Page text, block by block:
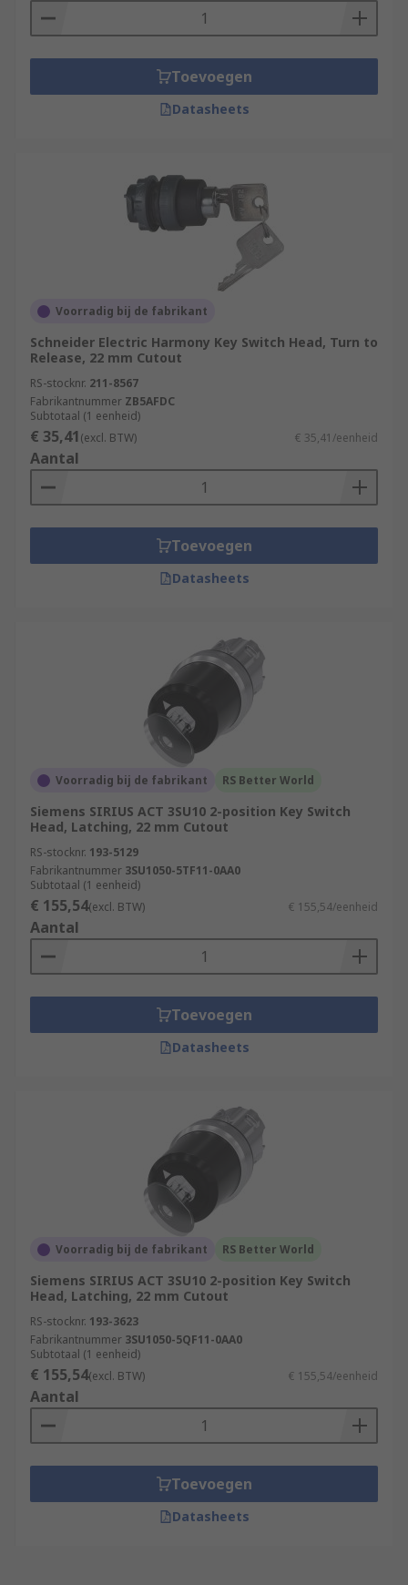
Toevoegen
Datasheets
Voorradig bij de fabrikant
Schneider Electric Harmony Key Switch Head, Turn to
Release, 22 mm Cutout
RS-stocknr. 211-8567
Fabrikantnummer ZB5AFDC
Subtotaal (1 eenheid)
€ 35,41(excl. BTW) € 35,41/eenheid
Aantal
Toevoegen
Datasheets
Voorradig bij de fabrikant RS Better World
Siemens SIRIUS ACT 3SU10 2-position Key Switch
Head, Latching, 22 mm Cutout
RS-stocknr. 193-5129
Fabrikantnummer 3SU1050-5TF11-0AA0
Subtotaal (1 eenheid)
€ 155,54(excl. BTW) € 155,54/eenheid
Aantal
Toevoegen
Datasheets
Voorradig bij de fabrikant RS Better World
Siemens SIRIUS ACT 3SU10 2-position Key Switch
Head, Latching, 22 mm Cutout
RS-stocknr. 193-3623
Fabrikantnummer 3SU1050-5QF11-0AA0
Subtotaal (1 eenheid)
€ 155,54(excl. BTW) € 155,54/eenheid
Aantal
Toevoegen
Datasheets